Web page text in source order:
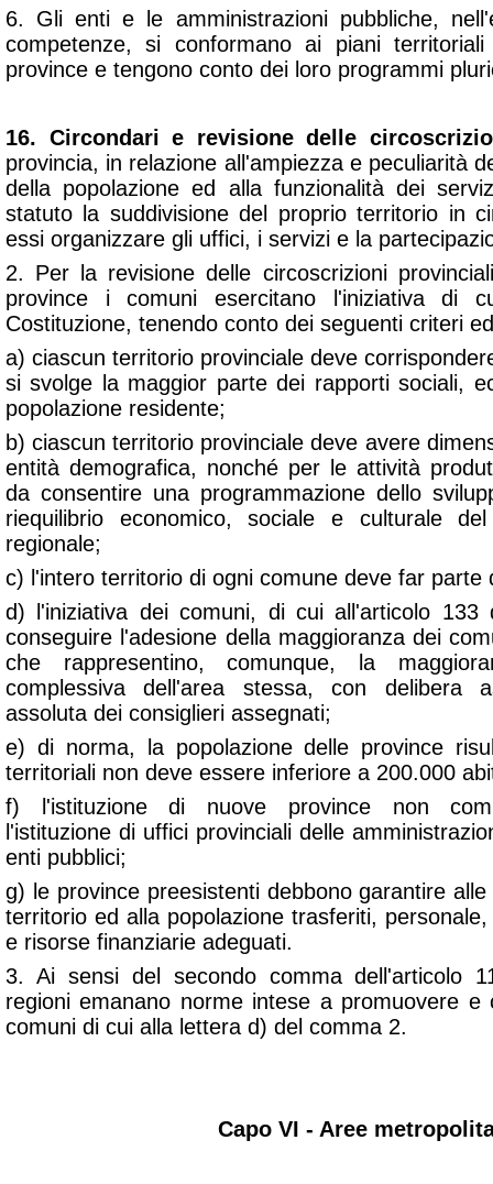
6. Gli enti e le amministrazioni pubbliche,
competenze, si conformano ai piani
province e tengono conto dei loro programmi
16. Circondari e revisione delle
provincia, in relazione all'ampiezza e peculiarità
della popolazione ed alla funzionalità dei
statuto la suddivisione del proprio territorio in
essi organizzare gli uffici, i servizi e la
2. Per la revisione delle circoscrizioni
province i comuni esercitano l'iniziativa di
Costituzione, tenendo conto dei seguenti criteri
a) ciascun territorio provinciale deve
si svolge la maggior parte dei rapporti sociali,
popolazione residente;
b) ciascun territorio provinciale deve avere
entità demografica, nonché per le attività
da consentire una programmazione dello
riequilibrio economico, sociale e culturale
regionale;
c) l'intero territorio di ogni comune deve far parte
d) l'iniziativa dei comuni, di cui all'articolo 133
conseguire l'adesione della maggioranza dei
che rappresentino, comunque, la
complessiva dell'area stessa, con delibera
assoluta dei consiglieri assegnati;
e) di norma, la popolazione delle province
territoriali non deve essere inferiore a 200.000
f) l'istituzione di nuove province non
l'istituzione di uffici provinciali delle
enti pubblici;
g) le province preesistenti debbono garantire
territorio ed alla popolazione trasferiti,
e risorse finanziarie adeguati.
3. Ai sensi del secondo comma dell'articolo
regioni emanano norme intese a promuovere e
comuni di cui alla lettera d) del comma 2.
Capo VI - Aree